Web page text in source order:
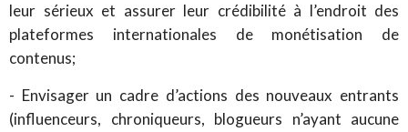
leur sérieux et assurer leur crédibilité à l’endroit des
plateformes internationales de monétisation de
contenus;
- Envisager un cadre d’actions des nouveaux entrants
(influenceurs, chroniqueurs, blogueurs n’ayant aucune